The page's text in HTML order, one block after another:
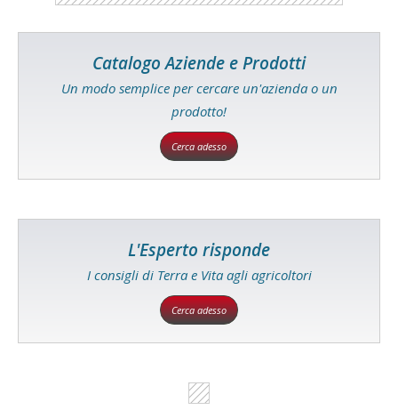
Catalogo Aziende e Prodotti
Un modo semplice per cercare un'azienda o un
prodotto!
Cerca adesso
L'Esperto risponde
I consigli di Terra e Vita agli agricoltori
Cerca adesso